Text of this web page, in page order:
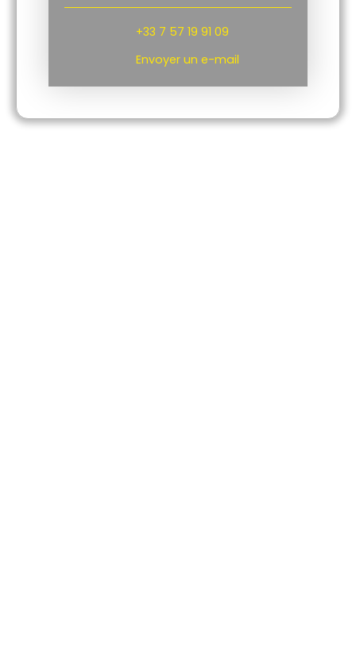
+33 7 57 19 91 09
Envoyer un e-mail